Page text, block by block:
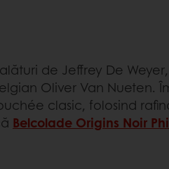
de Jeffrey De
Oliver Van Nueten.
clasic, folosind
Belcolade Origins Noir